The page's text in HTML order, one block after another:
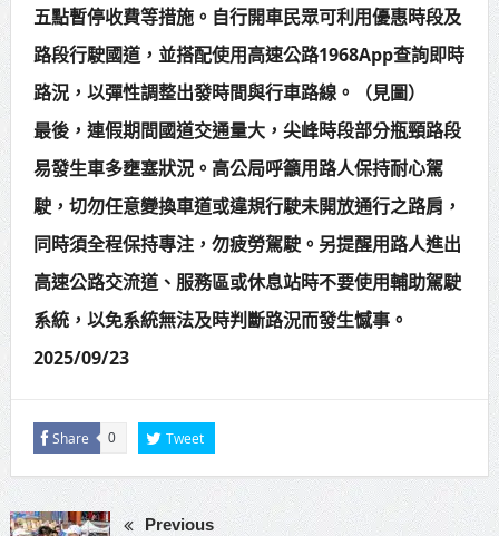
五點暫停收費等措施。自行開車民眾可利用優惠時段及
路段行駛國道，並搭配使用高速公路1968App查詢即時
路況，以彈性調整出發時間與行車路線。（見圖）
最後，連假期間國道交通量大，尖峰時段部分瓶頸路段
易發生車多壅塞狀況。高公局呼籲用路人保持耐心駕
駛，切勿任意變換車道或違規行駛未開放通行之路肩，
同時須全程保持專注，勿疲勞駕駛。另提醒用路人進出
高速公路交流道、服務區或休息站時不要使用輔助駕駛
系統，以免系統無法及時判斷路況而發生憾事。
2025/09/23
Share 0 Tweet
Previous